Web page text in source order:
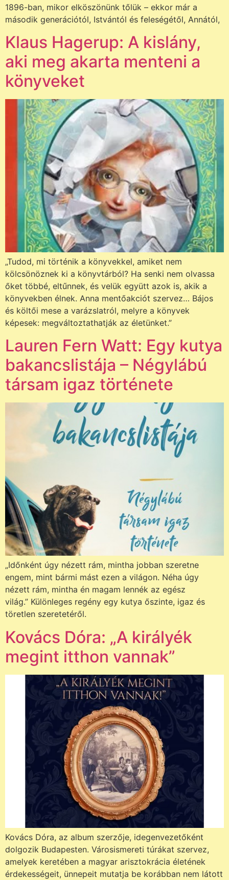
1896-ban, mikor elköszönünk tőlük – ekkor már a
második generációtól, Istvántól és feleségétől, Annától,
Klaus Hagerup: A kislány,
aki meg akarta menteni a
könyveket
„Tudod, mi történik a könyvekkel, amiket nem
kölcsönöznek ki a könyvtárból? Ha senki nem olvassa
őket többé, eltűnnek, és velük együtt azok is, akik a
könyvekben élnek. Anna mentőakciót szervez… Bájos
és költői mese a varázslatról, melyre a könyvek
képesek: megváltoztathatják az életünket.”
Lauren Fern Watt: Egy kutya
bakancslistája – Négylábú
társam igaz története
„Időnként úgy nézett rám, mintha jobban szeretne
engem, mint bármi mást ezen a világon. Néha úgy
nézett rám, mintha én magam lennék az egész
világ.” Különleges regény egy kutya őszinte, igaz és
töretlen szeretetéről.
Kovács Dóra: „A királyék
megint itthon vannak”
Kovács Dóra, az album szerzője, idegenvezetőként
dolgozik Budapesten. Városismereti túrákat szervez,
amelyek keretében a magyar arisztokrácia életének
érdekességeit, ünnepeit mutatja be korábban nem látott